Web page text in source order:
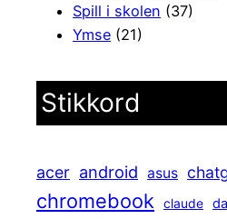
Spill i skolen (37)
Ymse (21)
Stikkord
acer android asus
chromebook claude